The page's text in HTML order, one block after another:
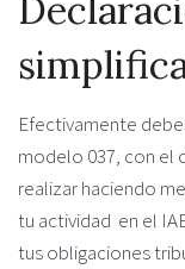
Efectivamente
modelo 037, con el
realizar haciendo
tu actividad en el
tus obligaciones